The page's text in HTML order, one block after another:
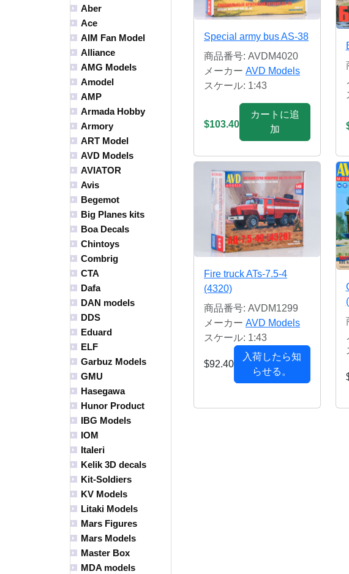
Aber
Ace
AIM Fan Model
Alliance
AMG Models
Amodel
AMP
Armada Hobby
Armory
ART Model
AVD Models
AVIATOR
Avis
Begemot
Big Planes kits
Boa Decals
Chintoys
Combrig
CTA
Dafa
DAN models
DDS
Eduard
ELF
Garbuz Models
GMU
Hasegawa
Hunor Product
IBG Models
IOM
Italeri
Kelik 3D decals
Kit-Soldiers
KV Models
Litaki Models
Mars Figures
Mars Models
Master Box
MDA models
Special army bus AS-38
商品番号: AVDM4020
メーカー AVD Models
スケール: 1:43
$103.40
カートに追
加
Fire truck ATs-7.5-4
(4320)
商品番号: AVDM1299
メーカー AVD Models
スケール: 1:43
$92.40
入荷したら知
らせる。